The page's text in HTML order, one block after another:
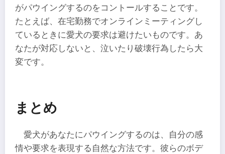
がパウイングするのをコントールすることです。
たとえば、在宅勤務でオンラインミーティングし
ているときに愛犬の要求は避けたいものです。あ
なたが対応しないと、泣いたり破壊行為したら大
変です。
まとめ
愛犬があなたにパウイングするのは、自分の感
情や要求を表現する自然な方法です。彼らのボデ